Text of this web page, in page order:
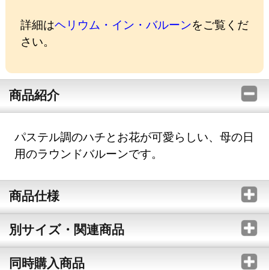
詳細はヘリウム・イン・バルーンをご覧くだ
さい。
商品紹介
パステル調のハチとお花が可愛らしい、母の日
用のラウンドバルーンです。
商品仕様
別サイズ・関連商品
同時購入商品